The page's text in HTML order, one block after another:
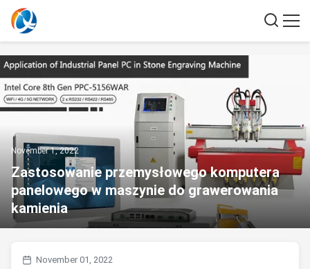
November 1, 2022
Zastosowanie przemysłowego komputera
panelowego w maszynie do grawerowania
kamienia
November 01, 2022